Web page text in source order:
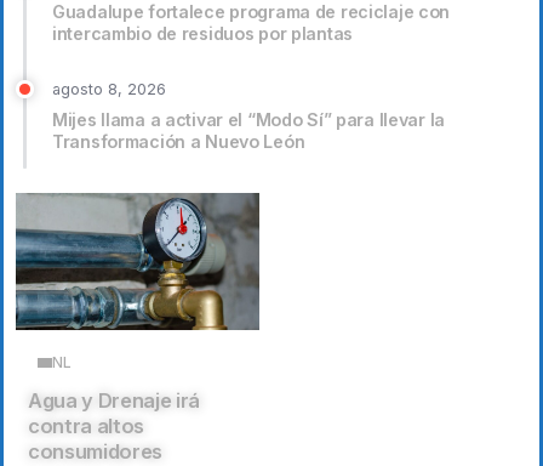
Guadalupe fortalece programa de reciclaje con
intercambio de residuos por plantas
agosto 8, 2026
Mijes llama a activar el “Modo Sí” para llevar la
Transformación a Nuevo León
NL
Agua y Drenaje irá
contra altos
consumidores